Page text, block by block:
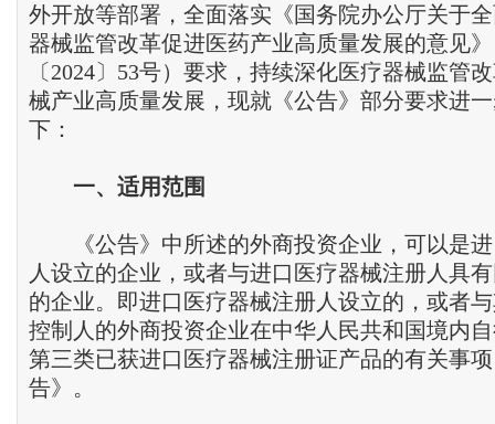
外开放等部署，全面落实《国务院办公厅关于
器械监管改革促进医药产业高质量发展的意见
〔2024〕53号）要求，持续深化医疗器械监管
械产业高质量发展，现就《公告》部分要求进
下：
一、适用范围
《公告》中所述的外商投资企业，可以是进
人设立的企业，或者与进口医疗器械注册人具
的企业。即进口医疗器械注册人设立的，或者
控制人的外商投资企业在中华人民共和国境内
第三类已获进口医疗器械注册证产品的有关事
告》。